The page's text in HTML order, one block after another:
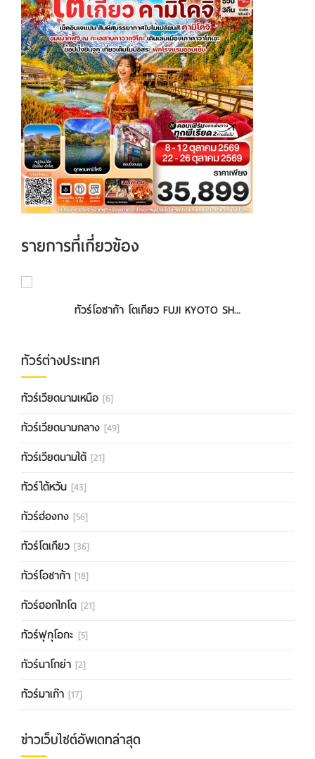
รายการที่เกี่ยวข้อง
ทัวร์โอซาก้า โตเกียว FUJI KYOTO SH...
ทัวร์ต่างประเทศ
ทัวร์เวียดนามเหนือ [6]
ทัวร์เวียดนามกลาง [49]
ทัวร์เวียดนามใต้ [21]
ทัวร์ไต้หวัน [43]
ทัวร์ฮ่องกง [56]
ทัวร์โตเกียว [36]
ทัวร์โอซาก้า [18]
ทัวร์ฮอกไกโด [21]
ทัวร์ฟุกุโอกะ [5]
ทัวร์นาโกย่า [2]
ทัวร์มาเก๊า [17]
ข่าวเว็บไซต์อัพเดทล่าสุด